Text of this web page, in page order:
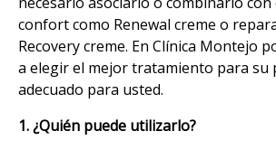
confort como Renewal creme o
Recovery creme. En Clínica Montejo
a elegir el mejor tratamiento para su
adecuado para usted.
1. ¿Quién puede utilizarlo?